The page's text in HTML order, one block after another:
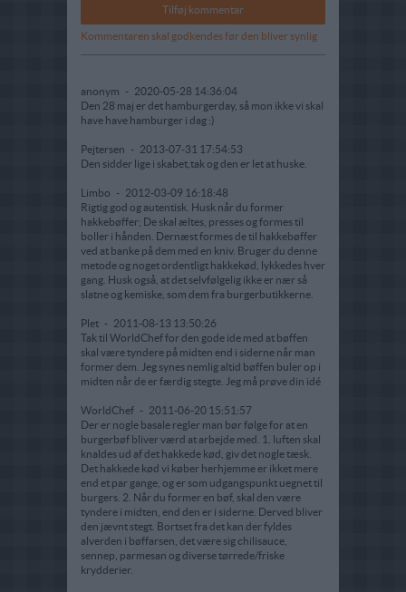
Kommentaren skal godkendes før den bliver synlig
anonym - 2020-05-28 14:36:04
Den 28 maj er det hamburgerday, så mon ikke vi skal
have have hamburger i dag :)
Pejtersen - 2013-07-31 17:54:53
Den sidder lige i skabet,tak og den er let at huske.
Limbo - 2012-03-09 16:18:48
Rigtig god og autentisk. Husk når du former
hakkebøffer; De skal æltes, presses og formes til
boller i hånden. Dernæst formes de til hakkebøffer
ved at banke på dem med en kniv. Bruger du denne
metode og noget ordentligt hakkekød, lykkedes hver
gang. Husk også, at det selvfølgelig ikke er nær så
slatne og kemiske, som dem fra burgerbutikkerne.
Plet - 2011-08-13 13:50:26
Tak til WorldChef for den gode ide med at bøffen
skal være tyndere på midten end i siderne når man
former dem. Jeg synes nemlig altid bøffen buler op i
midten når de er færdig stegte. Jeg må prøve din idé
WorldChef - 2011-06-20 15:51:57
Der er nogle basale regler man bør følge for at en
burgerbøf bliver værd at arbejde med. 1. luften skal
knaldes ud af det hakkede kød, giv det nogle tæsk.
Det hakkede kød vi køber herhjemme er ikket mere
end et par gange, og er som udgangspunkt uegnet til
burgers. 2. Når du former en bøf, skal den være
tyndere i midten, end den er i siderne. Derved bliver
den jævnt stegt. Bortset fra det kan der fyldes
alverden i bøffarsen, det være sig chilisauce,
sennep, parmesan og diverse tørrede/friske
krydderier.